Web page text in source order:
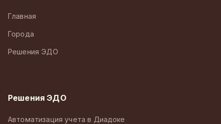
Главная
Города
Решения ЭДО
Решения ЭДО
Автоматизация учета в Диадоке